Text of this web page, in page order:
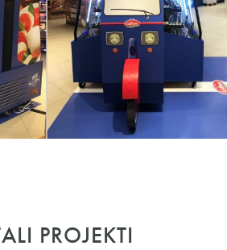
PROJEKTI